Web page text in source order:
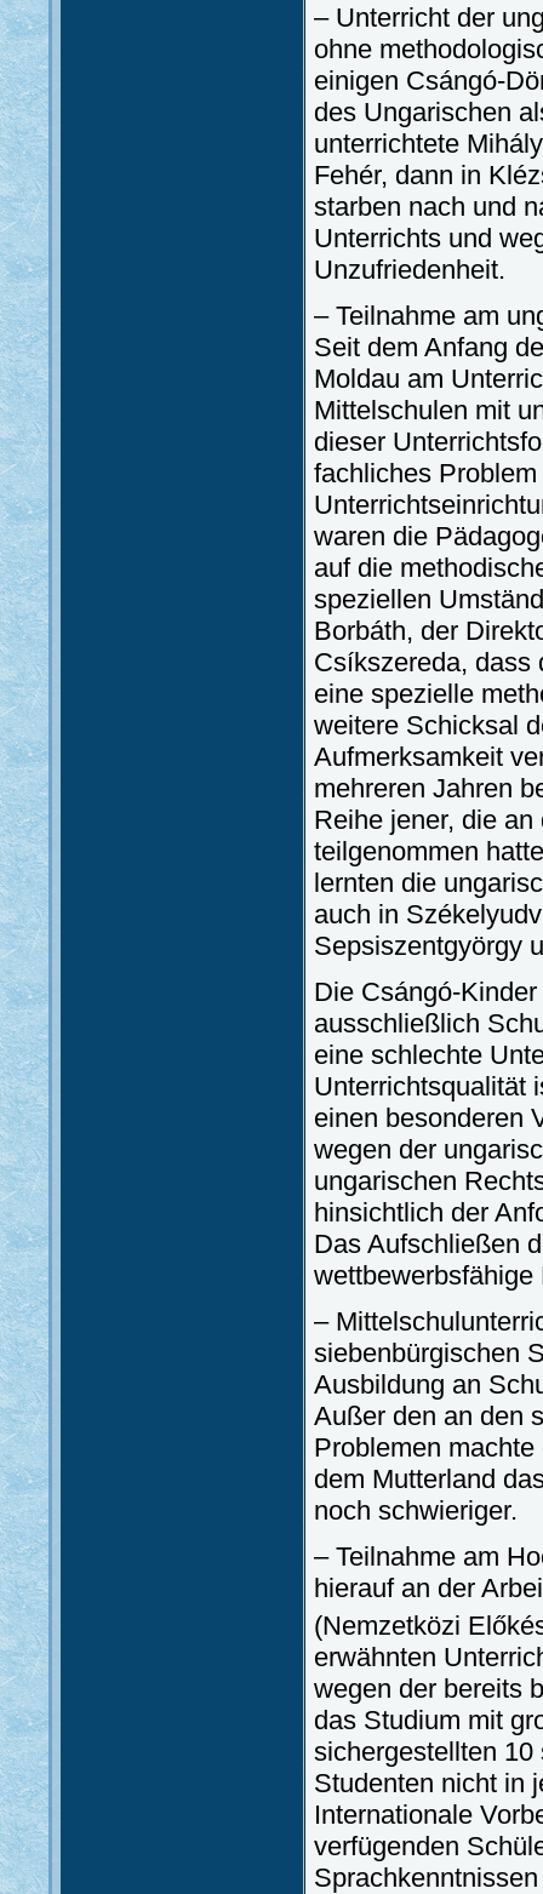
– Unterricht der
ohne
einigen Csángó-
des Ungarischen
unterrichtete
Fehér, dann in
starben nach und
Unterrichts und
Unzufriedenheit.
– Teilnahme am
Seit dem Anfang
Moldau am
Mittelschulen mit
dieser
fachliches
waren die
auf die
speziellen
Borbáth, der
Csíkszereda, dass
eine spezielle
weitere Schicksal
Aufmerksamkeit
mehreren Jahren
Reihe jener, die
teilgenommen
lernten die
auch in
Sepsiszentgyörgy
Die Csángó-
ausschließlich
eine schlechte
Unterrichtsqualität
einen besonderen
wegen der
ungarischen
hinsichtlich der
Das Aufschließen
–
siebenbürgischen
Ausbildung an
Außer den an den
Problemen
dem Mutterland
noch schwieriger.
– Teilnahme am
hierauf an der
(Nemzetközi
erwähnten
wegen der bereits
das Studium mit
sichergestellten
Studenten nicht in
Internationale
verfügenden